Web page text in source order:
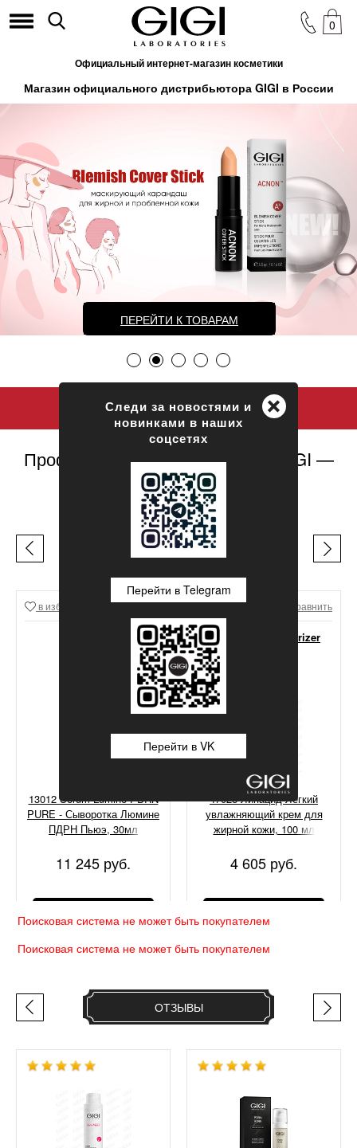
Официальный интернет-магазин косметики
0
Магазин официального дистрибьютора GIGI в России
ПЕРЕЙТИ К ТОВАРАМ
Профессиональная косметика GIGI —
официальный сайт
ЛЕГЕНДЫ GIGI
в избранное Сравнить
13012 Serum Lumine PDRN
PURE - Сыворотка Люмине
ПДРН Пьюэ, 30мл
11 245 руб.
в избранное Сравнить
GIGI Lipacid Moisturizer
For Oily Skin
47028 Липацид Легкий
увлажняющий крем для
жирной кожи, 100 мл
4 605 руб.
Поисковая система не может быть покупателем
Поисковая система не может быть покупателем
ОТЗЫВЫ
+
Следи за новостями и
новинками в наших
соцсетях
Перейти в Telegram
Перейти в VK